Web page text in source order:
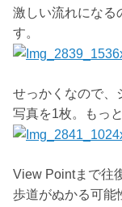
激しい流れになる
す。
せっかくなので、
写真を1枚。もっ
View Pointまで往
歩道がぬかる可能